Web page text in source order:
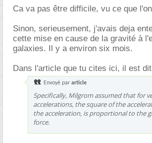
Ca va pas être difficile, vu ce que
Sinon, serieusement, j'avais deja
cette mise en cause de la gravité à
galaxies. Il y a environ six mois.
Dans l'article que tu cites ici, il est
Envoyé par article
Specifically, Milgrom assumed that for
accelerations, the square of the
the acceleration, is proportional to the
force.